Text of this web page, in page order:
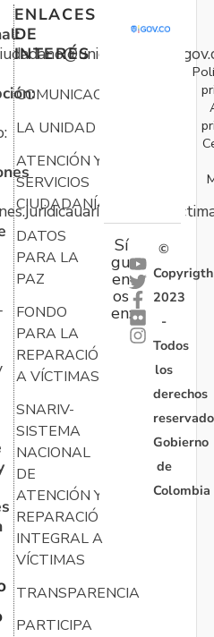
ENLACES
DE
INTERÉS
COMUNICACIONES
LA UNIDAD
ATENCIÓN Y
SERVICIOS
CIUDADANÍA
DATOS
PARA LA
PAZ
FONDO
PARA LA
REPARACIÓN
A VÍCTIMAS
SNARIV-
SISTEMA
NACIONAL
DE
ATENCIÓN Y
REPARACIÓN
INTEGRAL A
VÍCTIMAS
TRANSPARENCIA
PARTICIPA
Sí
gu
en
os
en:
©
Copyrigth
2023
-
Todos
los
derechos
Gobierno
de
Colombia